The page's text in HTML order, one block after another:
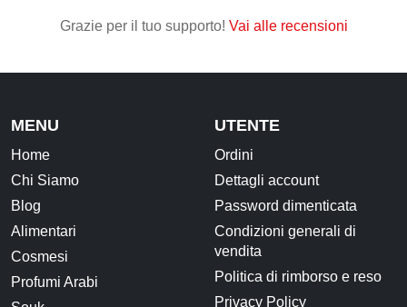
Grazie per il tuo supporto! Vai alle recensioni
MENU
Home
Chi Siamo
Blog
Alimentari
Cosmesi
Profumi Arabi
UTENTE
Ordini
Dettagli account
Password dimenticata
Condizioni generali di
vendita
Politica di rimborso e reso
Privacy Policy